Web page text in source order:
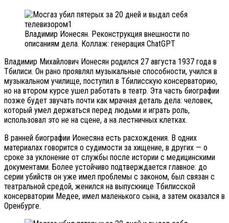
Владимир Ионесян. Реконструкция внешности по
описаниям дела. Коллаж: генерация ChatGPT
Владимир Михайлович Ионесян родился 27 августа 1937 года в
Тбилиси. Он рано проявлял музыкальные способности, учился в
музыкальном училище, поступил в Тбилисскую консерваторию,
но на втором курсе ушел работать в театр. Эта часть биографии
позже будет звучать почти как мрачная деталь дела: человек,
который умел держаться перед людьми и играть роль,
использовал это не на сцене, а на лестничных клетках.
В ранней биографии Ионесяна есть расхождения. В одних
материалах говорится о судимости за хищение, в других — о
сроке за уклонение от службы после истории с медицинскими
документами. Более устойчиво подтверждается главное: до
серии убийств он уже имел проблемы с законом, был связан с
театральной средой, женился на выпускнице Тбилисской
консерватории Медее, имел маленького сына, а затем оказался в
Оренбурге.